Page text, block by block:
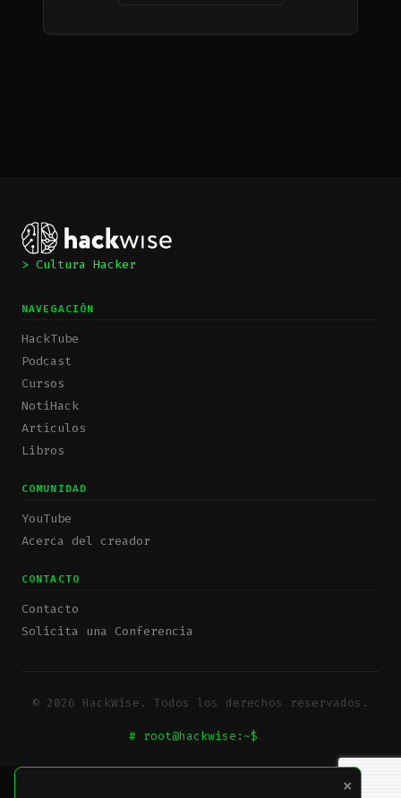
> Cultura Hacker
NAVEGACIÓN
HackTube
Podcast
Cursos
NotiHack
Artículos
Libros
COMUNIDAD
YouTube
Acerca del creador
CONTACTO
Contacto
Solicita una Conferencia
© 2026 HackWise. Todos los derechos reservados.
# root@hackwise:~$
×